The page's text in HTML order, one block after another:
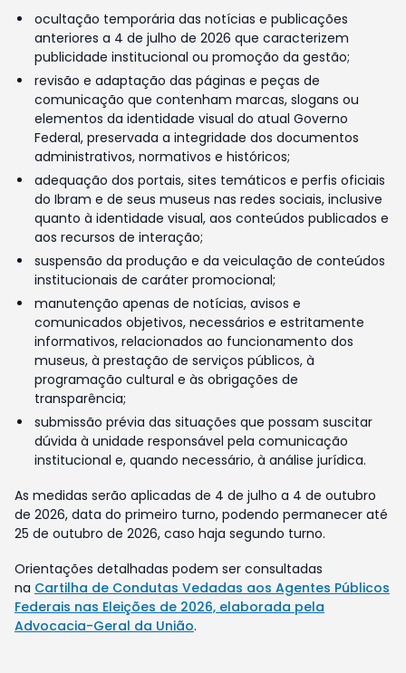
ocultação temporária das notícias e publicações
anteriores a 4 de julho de 2026 que caracterizem
publicidade institucional ou promoção da gestão;
revisão e adaptação das páginas e peças de
comunicação que contenham marcas, slogans ou
elementos da identidade visual do atual Governo
Federal, preservada a integridade dos documentos
administrativos, normativos e históricos;
adequação dos portais, sites temáticos e perfis oficiais
do Ibram e de seus museus nas redes sociais, inclusive
quanto à identidade visual, aos conteúdos publicados e
aos recursos de interação;
suspensão da produção e da veiculação de conteúdos
institucionais de caráter promocional;
manutenção apenas de notícias, avisos e
comunicados objetivos, necessários e estritamente
informativos, relacionados ao funcionamento dos
museus, à prestação de serviços públicos, à
programação cultural e às obrigações de
transparência;
submissão prévia das situações que possam suscitar
dúvida à unidade responsável pela comunicação
institucional e, quando necessário, à análise jurídica.
As medidas serão aplicadas de 4 de julho a 4 de outubro
de 2026, data do primeiro turno, podendo permanecer até
25 de outubro de 2026, caso haja segundo turno.
Orientações detalhadas podem ser consultadas
na Cartilha de Condutas Vedadas aos Agentes Públicos
Federais nas Eleições de 2026, elaborada pela
Advocacia-Geral da União.